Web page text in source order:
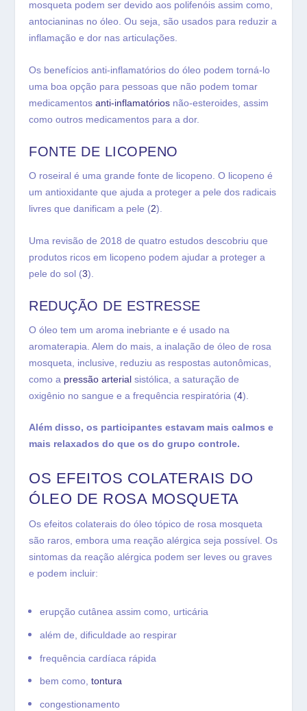
mosqueta podem ser devido aos polifenóis assim como,
antocianinas no óleo. Ou seja, são usados ​​para reduzir a
inflamação e dor nas articulações.
Os benefícios anti-inflamatórios do óleo podem torná-lo
uma boa opção para pessoas que não podem tomar
medicamentosanti-inflamatórios não-esteroides, assim
como outros medicamentos para a dor.
FONTE DE LICOPENO
O roseiral é uma grande fonte de licopeno. O licopeno é
um antioxidante que ajuda a proteger a pele dos radicais
livres que danificam a pele (2).
Uma revisão de 2018 de quatro estudos descobriu que
produtos ricos em licopeno podem ajudar a proteger a
pele do sol (3).
REDUÇÃO DE ESTRESSE
O óleo tem um aroma inebriante e é usado na
aromaterapia. Alem do mais, a inalação de óleo de rosa
mosqueta, inclusive, reduziu as respostas autonômicas,
como a pressão arterial sistólica, a saturação de
oxigênio no sangue e a frequência respiratória (4).
Além disso, os participantes estavam mais calmos e
mais relaxados do que os do grupo controle.
OS EFEITOS COLATERAIS DO
ÓLEO DE ROSA MOSQUETA
Os efeitos colaterais do óleo tópico de rosa mosqueta
são raros, embora uma reação alérgica seja possível. Os
sintomas da reação alérgica podem ser leves ou graves
e podem incluir:
erupção cutânea assim como, urticária
além de, dificuldade ao respirar
frequência cardíaca rápida
bem como,tontura
congestionamento